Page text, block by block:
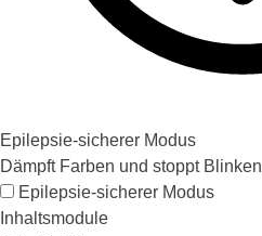
Epilepsie-sicherer Modus
Dämpft Farben und stoppt Blinken
Epilepsie-sicherer Modus
Inhaltsmodule